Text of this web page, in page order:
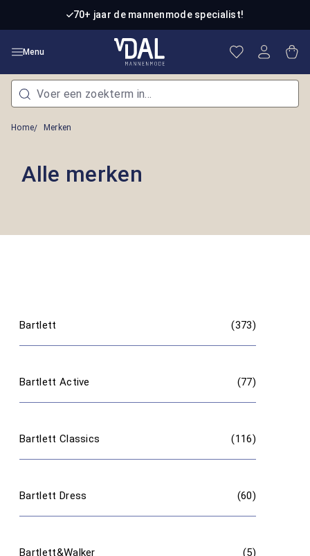
Ga naar de hoofdinhoud70+ jaar de mannenmode specialist!
Menu Je hebt 0
Home Merken
Alle merken
Bartlett (373)
Bartlett Active (77)
Bartlett Classics (116)
Bartlett Dress (60)
Bartlett&Walker (5)